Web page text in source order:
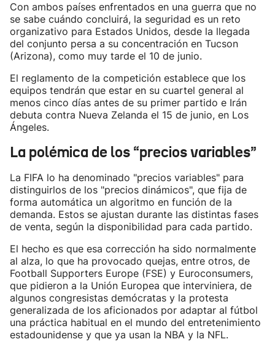
Con ambos países enfrentados en una guerra que no
se sabe cuándo concluirá, la seguridad es un reto
organizativo para Estados Unidos, desde la llegada
del conjunto persa a su concentración en Tucson
(Arizona), como muy tarde el 10 de junio.
El reglamento de la competición establece que los
equipos tendrán que estar en su cuartel general al
menos cinco días antes de su primer partido e Irán
debuta contra Nueva Zelanda el 15 de junio, en Los
Ángeles.
La polémica de los “precios variables”
La FIFA lo ha denominado "precios variables" para
distinguirlos de los "precios dinámicos", que fija de
forma automática un algoritmo en función de la
demanda. Estos se ajustan durante las distintas fases
de venta, según la disponibilidad para cada partido.
El hecho es que esa corrección ha sido normalmente
al alza, lo que ha provocado quejas, entre otros, de
Football Supporters Europe (FSE) y Euroconsumers,
que pidieron a la Unión Europea que interviniera, de
algunos congresistas demócratas y la protesta
generalizada de los aficionados por adaptar al fútbol
una práctica habitual en el mundo del entretenimiento
estadounidense y que ya usan la NBA y la NFL.